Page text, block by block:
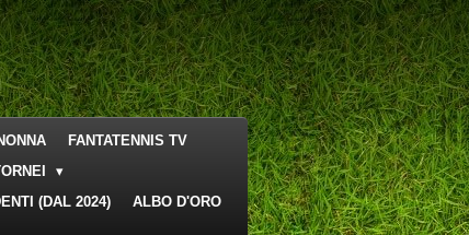
FANTATENNIS TV
(DAL 2024)
ALBO D'ORO